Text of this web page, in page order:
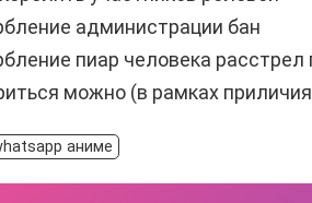
администрации бан
пиар человека
можно (в рамках
аниме